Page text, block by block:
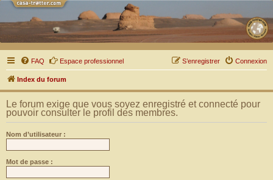
FAQ Espace professionnel Connexion
S’enregistrer
Index du forum
Le forum exige que vous soyez enregistré et connecté pour
pouvoir consulter le profil des membres.
Nom d’utilisateur :
Mot de passe :